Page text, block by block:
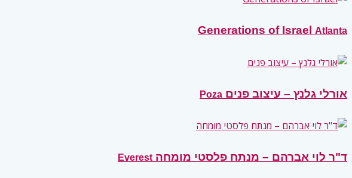
Generations of Israel Atlanta
אורלי גלנץ – עיצוב פנים Poza
ד"ר לוי אברהם – מנתח פלסטי מומחהEverest